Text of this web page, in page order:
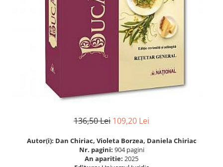
Istorie/Critica
Jurnale/Memorii
Manuale scolare/Cursuri
Politică/Geopolitică
Spiritualitate/Ezoterism
136,50 Lei 109,20 Lei
Autor(i): Dan Chiriac, Violeta Borzea, Daniela Chiriac
Nr. pagini: 904 pagini
An aparitie: 2025